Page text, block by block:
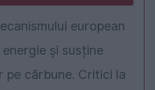
european
și susține
pe cărbune. Critici la